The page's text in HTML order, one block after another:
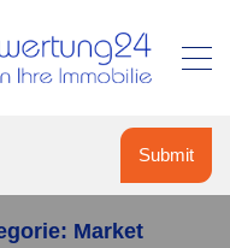
Submit
Market